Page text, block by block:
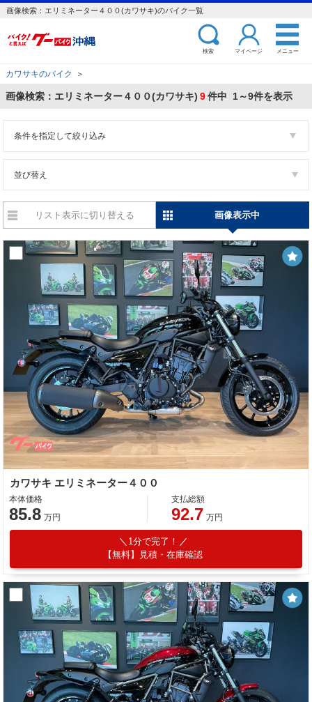
画像検索：エリミネーター４００(カワサキ)のバイク一覧
検索 マイページ メニュー
カワサキのバイク ＞
画像検索：エリミネーター４００(カワサキ) 9件中 1～9件を表示
条件を指定して絞り込み
並び替え
リスト表示に切り替える 画像表示中
カワサキ エリミネーター４００
本体価格
85.8 万円
支払総額
92.7 万円
1分で完了！
【無料】見積・在庫確認